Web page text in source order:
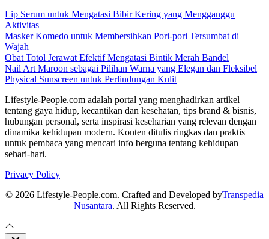
Lip Serum untuk Mengatasi Bibir Kering yang Mengganggu
Aktivitas
Masker Komedo untuk Membersihkan Pori-pori Tersumbat di
Wajah
Obat Totol Jerawat Efektif Mengatasi Bintik Merah Bandel
Nail Art Maroon sebagai Pilihan Warna yang Elegan dan Fleksibel
Physical Sunscreen untuk Perlindungan Kulit
Lifestyle-People.com adalah portal yang menghadirkan artikel
tentang gaya hidup, kecantikan dan kesehatan, tips brand & bisnis,
hubungan personal, serta inspirasi keseharian yang relevan dengan
dinamika kehidupan modern. Konten ditulis ringkas dan praktis
untuk pembaca yang mencari info berguna tentang kehidupan
sehari-hari.
Privacy Policy
© 2026 Lifestyle-People.com. Crafted and Developed byTranspedia
Nusantara. All Rights Reserved.